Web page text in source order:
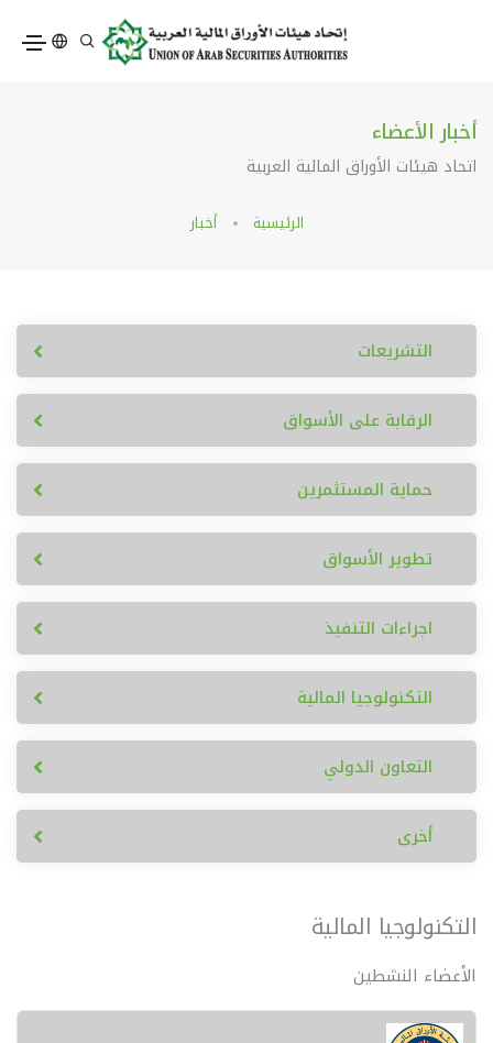
أخبار الأعضاء
اتحاد هيئات الأوراق المالية العربية
الرئيسية أخبار
التشريعات
الرقابة على الأسواق
حماية المستثمرين
تطوير الأسواق
اجراءات التنفيذ
التكنولوجيا المالية
التعاون الدولي
أخرى
التكنولوجيا المالية
الأعضاء النشطين